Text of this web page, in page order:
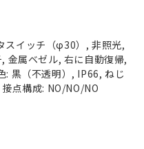
スイッチ（φ30）, 非照光,
金属ベゼル, 右に自動復帰,
: 黒（不透明）, IP66, ねじ
点構成: NO/NO/NO